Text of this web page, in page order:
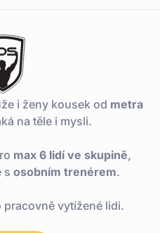
i ženy kousek od metra
na těle i mysli.
max 6 lidí ve skupině,
s osobním trenérem.
pracovně vytížené lidi.